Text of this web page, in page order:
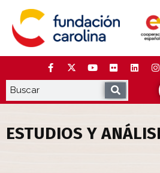
contenido
ESTUDIOS Y